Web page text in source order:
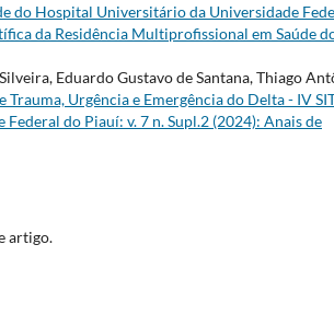
do Hospital Universitário da Universidade
da Residência Multiprofissional em Saúde
Eduardo Gustavo de Santana, Thiago
Trauma, Urgência e Emergência do Delta - IV
do Piauí: v. 7 n. Supl.2 (2024): Anais de
artigo.